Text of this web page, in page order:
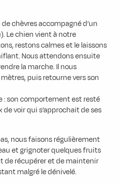
chèvres accompagné d’un
Le chien vient à notre
restons calmes et le laissons
Nous attendons ensuite
la marche. Il nous
puis retourne vers son
: son comportement est resté
voir qui s’approchait de ses
nous faisons régulièrement
et grignoter quelques fruits
de récupérer et de maintenir
malgré le dénivelé.